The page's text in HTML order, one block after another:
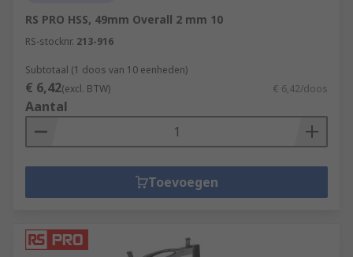
RS PRO HSS, 49mm Overall 2 mm 10
RS-stocknr. 213-916
Subtotaal (1 doos van 10 eenheden)
€ 6,42(excl. BTW) € 6,42/doos
Aantal
Toevoegen